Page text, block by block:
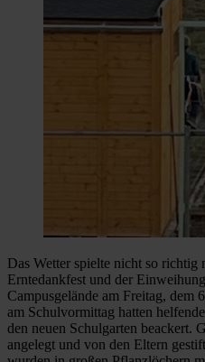
Das Wetter spielte nicht so
Erntedankfest und der
Campusgelände am Freitag, dem
am Schulvormittag hatten
den neuen Schulgarten beackert.
angelegt und von den Eltern